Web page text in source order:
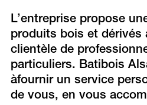
L’entreprise propose
produits bois et dérivés
clientèle de
particuliers. Batibois
àfournir un service
de vous, en vous